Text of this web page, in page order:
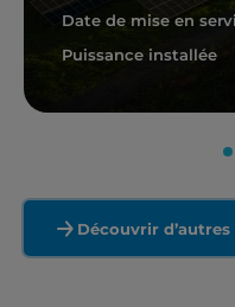
Date de mise en
Puissance installée
En savoir plus
Découvrir